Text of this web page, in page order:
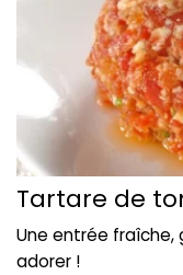
Tartare de
Une entrée fraîche,
adorer !